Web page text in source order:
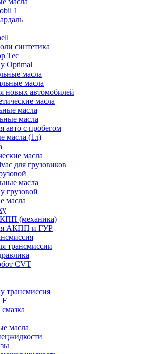
1
синтетика
Tec
Optimal
масла
масла
новых автомобилей
масла
масла
масла
авто с пробегом
масла (1л)
масла
для грузовиков
масла
грузовой
масла
(механика)
АКПП и ГУР
трансмиссии
CVT
трансмиссия
масла